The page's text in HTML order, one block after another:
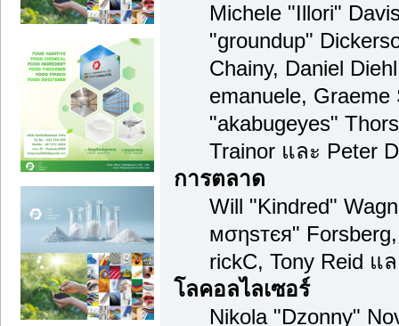
Michele "Illori"
"groundup"
Chainy, Daniel
emanuele, Graeme
"akabugeyes"
Trainor และ Peter
การตลาด
Will "Kindred"
мσηѕтєя"
rickC, Tony Reid แ
โลคอลไลเซอร์
Nikola "Dzonny"